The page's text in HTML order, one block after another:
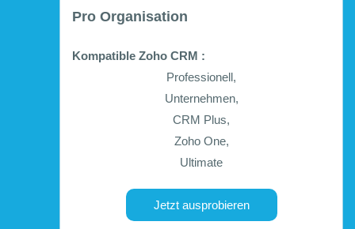
Pro Organisation
Kompatible Zoho CRM :
Professionell,
Unternehmen,
CRM Plus,
Zoho One,
Ultimate
Jetzt ausprobieren